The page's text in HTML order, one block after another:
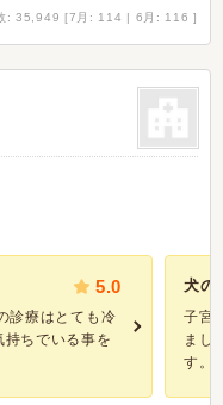
: 35,949 [7月: 114 | 6月: 116 ]
5.0
診療はとても冷
ちでいる事を
犬の
子宮
まし
す。